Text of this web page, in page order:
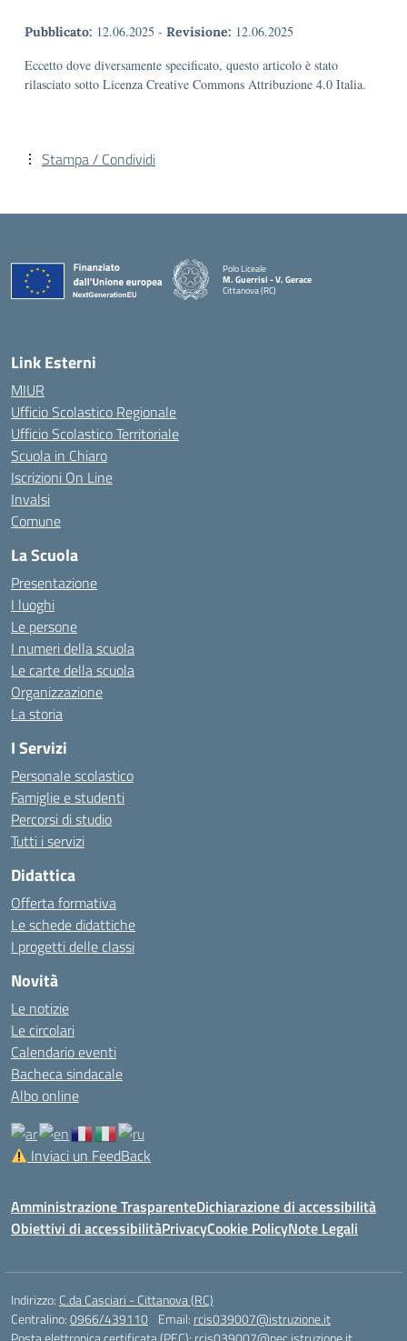
Pubblicato: 12.06.2025 - Revisione: 12.06.2025
Eccetto dove diversamente specificato, questo articolo è stato
rilasciato sotto Licenza Creative Commons Attribuzione 4.0 Italia.
Stampa / Condividi
Polo Liceale
M. Guerrisi - V. Gerace
Cittanova (RC)
Link Esterni
MIUR
Ufficio Scolastico Regionale
Ufficio Scolastico Territoriale
Scuola in Chiaro
Iscrizioni On Line
Invalsi
Comune
La Scuola
Presentazione
I luoghi
Le persone
I numeri della scuola
Le carte della scuola
Organizzazione
La storia
I Servizi
Personale scolastico
Famiglie e studenti
Percorsi di studio
Tutti i servizi
Didattica
Offerta formativa
Le schede didattiche
I progetti delle classi
Novità
Le notizie
Le circolari
Calendario eventi
Bacheca sindacale
Albo online
Inviaci un FeedBack
Amministrazione TrasparenteDichiarazione di accessibilità
Obiettivi di accessibilitàPrivacyCookie PolicyNote Legali
Indirizzo: C.da Casciari - Cittanova (RC)
Centralino:0966/439110 Email: rcis039007@istruzione.it